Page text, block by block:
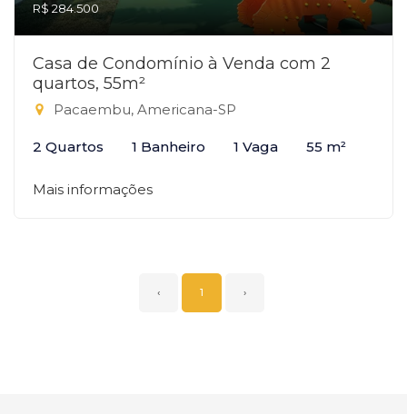
R$ 284.500
Casa de Condomínio à Venda com 2
quartos, 55m²
Pacaembu, Americana-SP
2 Quartos 1 Banheiro 1 Vaga 55 m²
Mais informações
‹ 1 ›